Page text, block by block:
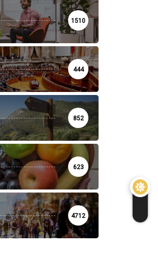
1510
444
852
623
4712